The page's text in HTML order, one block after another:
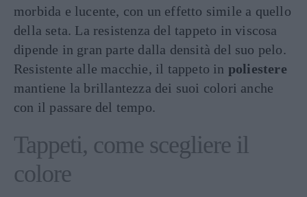
morbida e lucente, con un effetto simile a quello
della seta. La resistenza del tappeto in viscosa
dipende in gran parte dalla densità del suo pelo.
Resistente alle macchie, il tappeto in poliestere
mantiene la brillantezza dei suoi colori anche
con il passare del tempo.
Tappeti, come scegliere il
colore